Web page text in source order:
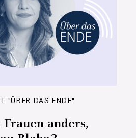
"ÜBER DAS ENDE"
anders,